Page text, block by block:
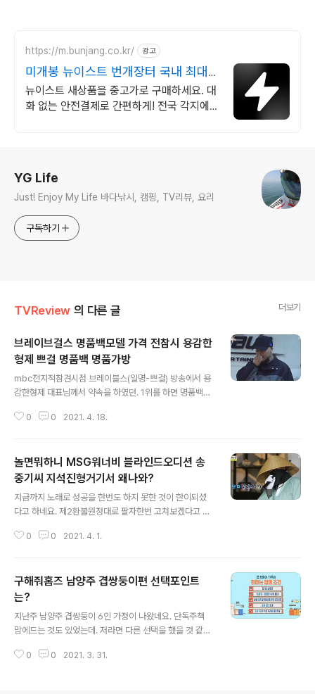
https://m.bunjang.co.kr/ 광고
미개봉 뉴이스트 번개장터 국내 최대
브랜드 중고거래
뉴이스트 새상품을 중고가로 구매하세요. 대
화 없는 안전결제로 간편하게! 전국 각지에서
YG Life
Just! Enjoy My Life 바다낚시, 캠핑, TV리뷰, 요리
구독하기
TVReview 의 다른 글 더보기
브레이브걸스 명품백모델 가격 전참시 용감한
형제 쁘걸 명품백 명품가방
mbc전지적참견시점 브레이블스(일명-쁘걸) 방송에서 용
감한형제 대표님께서 약속을 하였던. 1위를 하면 명품백을
않는다 라고 하셨지만... 그래도. 멋지게 쏘셨구요. 모방송
하였지요. 그간의 세월이 묻어나오는 용형이였네요. 통장
의잔고가 비어갔을 때, 용형의 사비로 멤버들의 계좌를 체
워주던 날도 수 개월... 터널의 끝이 보이지 않았던 그 길을
걸어 가본 사람들은 100000% 공감을 하였던 장면이 아
니였나 생각됩니다. www.coupang.com/vp/product
s/1826780229 [샤넬] 크로스바디 탬버린백 클래식 캐
0 0 2021. 4. 18.
놀면뭐하니 MSG워너비 블라인드오디션 송
중기씨 지석진형거기서 왜나와?
지금까지 노래로 성공을 한번도 하지 못한 것이 한이되셨
다고 하네요. 제2환불원정대로 팔자한번 고쳐보겠다고 하
ㅋㅋㅋ. 이미 재석이형은 눈치를 채신모양이구요. 아마도
컬 그룹을 만드는 것이 목표라고 했으니까요. ㅋㅋ 후회 하
고 ~ 있어요~ 우리 다투던 그날~~~ 괜한 자존심 때문에.
끝내자고 말을 해버린거야~~ '응급실' 부르시는데도 정말
형인지 몰랐어요. 지석진형. 고음도 이렇게 잘되시다니 깜
튼 형. 탈락! ㅋㅋㅋㅋㅋㅋ 하지만. 유야호~ 님께서 한번도
0 0 2021. 4. 1.
구해줘홈즈 남양주 겹쌍둥이편 선택포인트
는?
지난주 남양주 겹쌍둥이 6인 가정이 나왔네요. 단독주책
맘에드는 것도 있었는데. 저라면 다른 선택을 했을 것 같아
였을까요? 먼저 소개된집은 남양주 단독주택 매매건이였
0 0 2021. 3. 31.